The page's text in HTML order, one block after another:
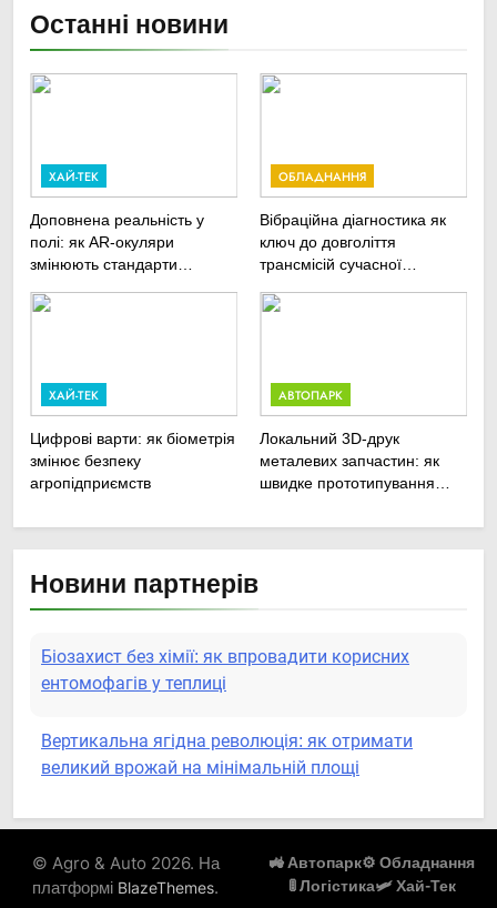
Останні новини
ХАЙ-ТЕК
Доповнена реальність у
полі: як AR-окуляри
змінюють стандарти
сільськогосподарської
ОБЛАДНАННЯ
Вібраційна діагностика як
ключ до довголіття
трансмісій сучасної
ХАЙ-ТЕК
Цифрові варти: як біометрія
змінює безпеку
агропідприємств
АВТОПАРК
Локальний 3D-друк
металевих запчастин: як
швидке прототипування
Новини партнерів
Біозахист без хімії: як впровадити корисних
ентомофагів у теплиці
Вертикальна ягідна революція: як отримати
великий врожай на мінімальній площі
Роботизовані помічники: як автономні наземні
платформи змінюють догляд за органічними
Пермакультурні стратегії управління водними
ресурсами: як зробити мале господарство
© Agro & Auto 2026. На
платформі BlazeThemes.
🚜 Автопарк⚙️ Обладнання
🚦 Логістика🛩️ Хай-Тек